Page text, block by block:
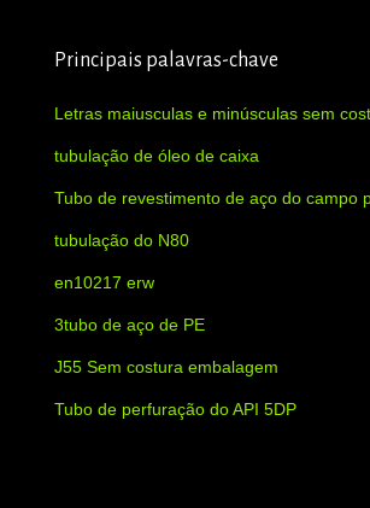
Principais palavras-chave
Letras maiusculas e minúsculas sem
tubulação de óleo de caixa
Tubo de revestimento de aço do campo
tubulação do N80
en10217 erw
3tubo de aço de PE
J55 Sem costura embalagem
Tubo de perfuração do API 5DP